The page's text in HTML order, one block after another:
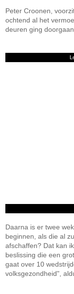
Peter Croonen,
ochtend al het
deuren ging doorgaan.
Daarna is er twee
beginnen, als die al
afschaffen? Dat kan
beslissing die een
gaat over 10
volksgezondheid",